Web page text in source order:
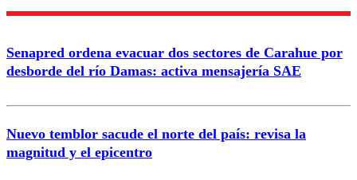
Nombre
Correo
Senapred ordena evacuar dos sectores de Carahue por
desborde del río Damas: activa mensajería SAE
Nuevo temblor sacude el norte del país: revisa la
magnitud y el epicentro